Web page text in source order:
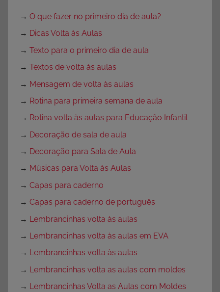
→ O que fazer no primeiro dia de aula?
→ Dicas Volta às Aulas
→ Texto para o primeiro dia de aula
→ Textos de volta às aulas
→ Mensagem de volta às aulas
→ Rotina para primeira semana de aula
→ Rotina volta às aulas para Educação Infantil
→ Decoração de sala de aula
→ Decoração para Sala de Aula
→ Músicas para Volta às Aulas
→ Capas para caderno
→ Capas para caderno de português
→ Lembrancinhas volta às aulas
→ Lembrancinhas volta às aulas em EVA
→ Lembrancinhas volta às aulas
→ Lembrancinhas volta as aulas com moldes
→ Lembrancinhas Volta as Aulas com Moldes